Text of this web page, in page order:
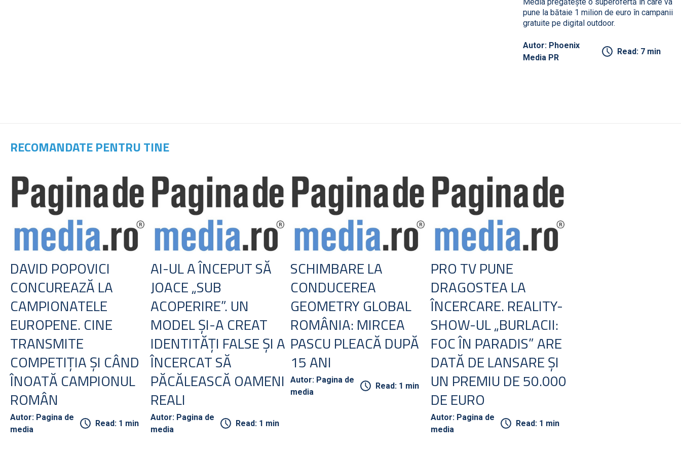
pune la bătaie 1 milion de euro în campanii
gratuite pe digital outdoor.
Autor: Phoenix
Media PR
Read: 7 min
RECOMANDATE PENTRU TINE
DAVID POPOVICI
CONCUREAZĂ LA
CAMPIONATELE
EUROPENE. CINE
TRANSMITE
COMPETIŢIA ŞI CÂND
ÎNOATĂ CAMPIONUL
ROMÂN
Autor: Pagina de
media
Read: 1 min
AI-UL A ÎNCEPUT SĂ
JOACE „SUB
ACOPERIRE”. UN
MODEL ŞI-A CREAT
IDENTITĂŢI FALSE ŞI A
ÎNCERCAT SĂ
PĂCĂLEASCĂ OAMENI
REALI
Autor: Pagina de
media
Read: 1 min
SCHIMBARE LA
CONDUCEREA
GEOMETRY GLOBAL
ROMÂNIA: MIRCEA
PASCU PLEACĂ DUPĂ
15 ANI
Autor: Pagina de
media
Read: 1 min
PRO TV PUNE
DRAGOSTEA LA
ÎNCERCARE. REALITY-
SHOW-UL „BURLACII:
FOC ÎN PARADIS” ARE
DATĂ DE LANSARE ŞI
UN PREMIU DE 50.000
DE EURO
Autor: Pagina de
media
Read: 1 min